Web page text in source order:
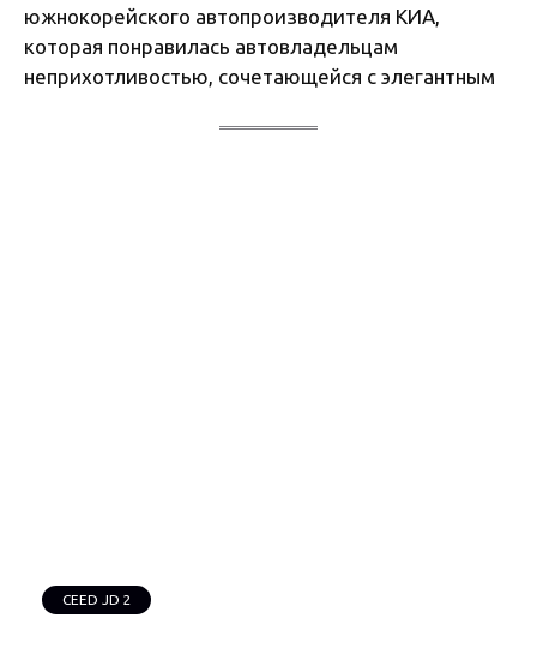
южнокорейского автопроизводителя КИА,
которая понравилась автовладельцам
неприхотливостью, сочетающейся с элегантным
CEED JD 2